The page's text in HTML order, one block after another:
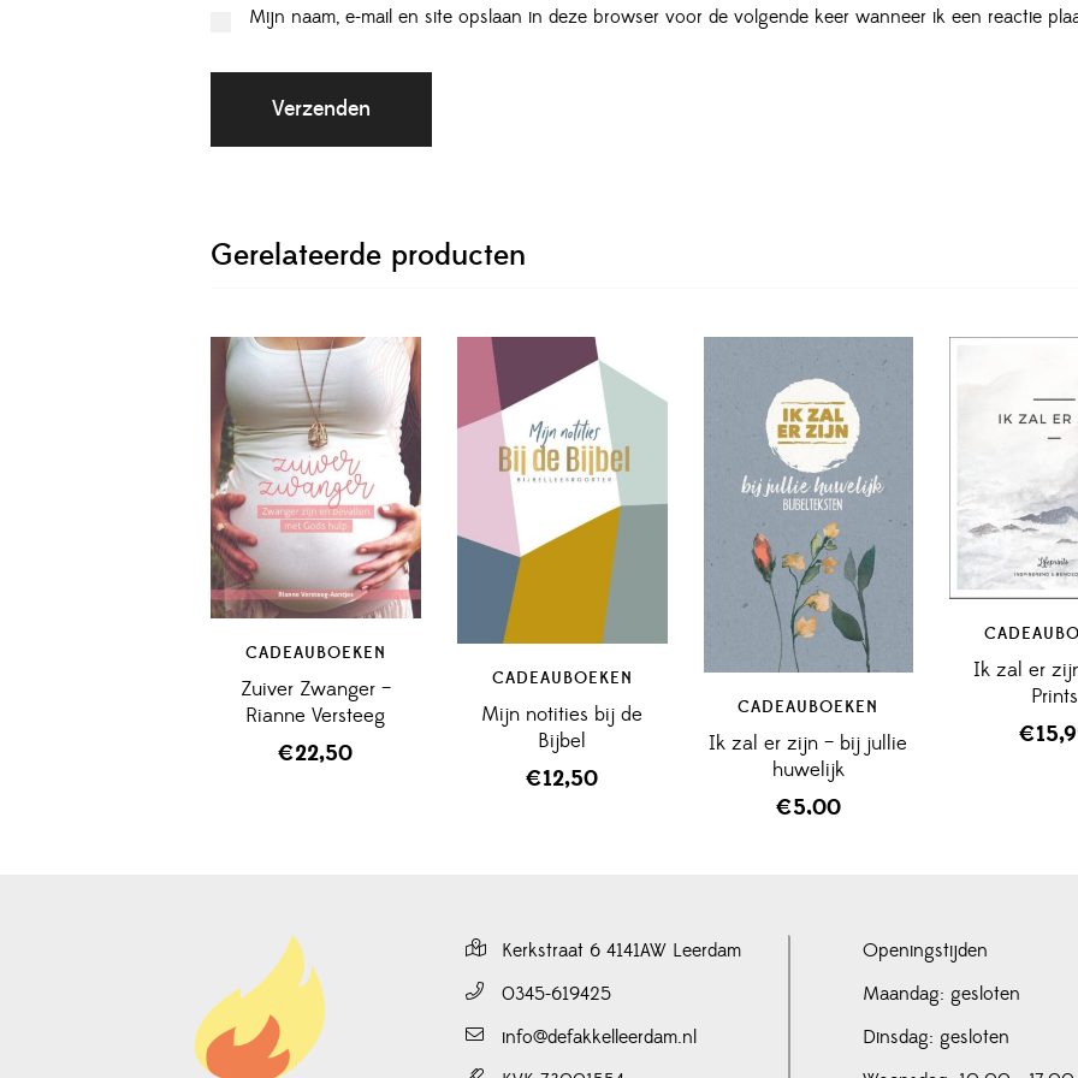
Mijn naam, e-mail en site opslaan in deze browser voor de volgende keer wanneer ik een reactie
Gerelateerde producten
CADEAUBOEKEN
Zuiver Zwanger –
Rianne Versteeg
€22,50
CADEAUBOEKEN
Mijn notities bij de
Bijbel
€12,50
CADEAUBOEKEN
Ik zal er zijn – bij jullie
huwelijk
€5,00
Ik zal er
Prints
€
Kerkstraat 6 4141AW Leerdam
0345-619425
info@defakkelleerdam.nl
Openingstijden
Maandag: gesloten
Dinsdag: gesloten